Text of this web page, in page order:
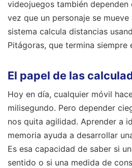
videojuegos también dependen
vez que un personaje se
sistema calcula distancias
Pitágoras, que termina siempre
El papel de las
Hoy en día, cualquier móvil
milisegundo. Pero depender
nos quita agilidad. Aprender a
memoria ayuda a desarrollar
Es esa capacidad de saber si
sentido o si una medida de